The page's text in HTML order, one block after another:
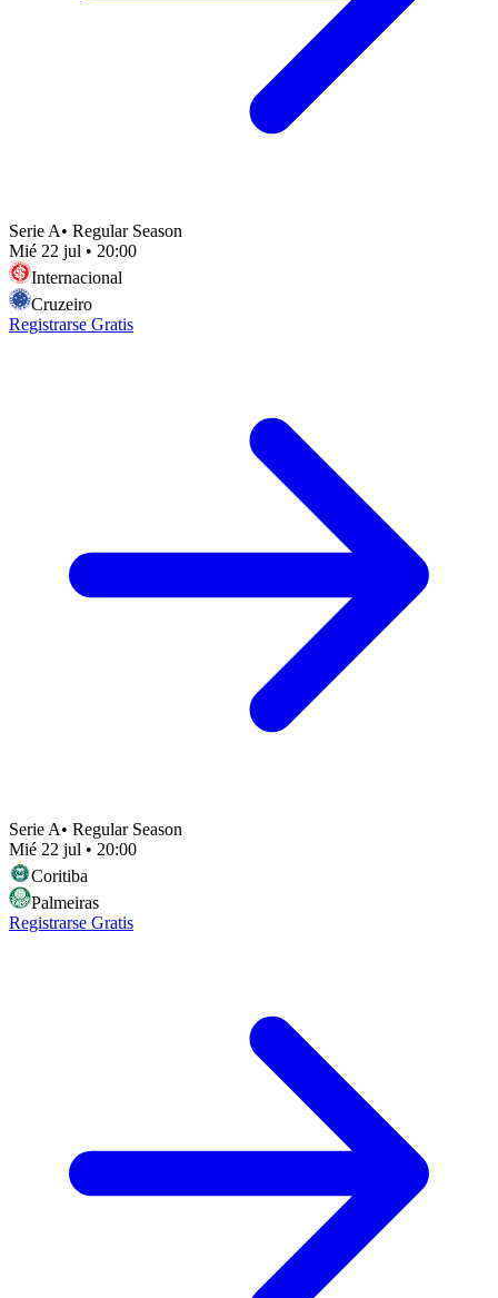
Serie A• Regular Season
Mié 22 jul • 20:00
Internacional
Cruzeiro
Registrarse Gratis
Serie A• Regular Season
Mié 22 jul • 20:00
Coritiba
Palmeiras
Registrarse Gratis